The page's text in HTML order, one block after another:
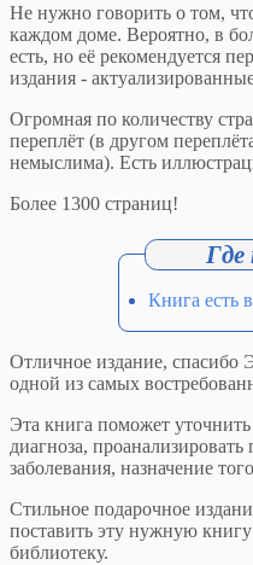
Не нужно говорить о том,
каждом доме. Вероятно, в
есть, но её рекомендуется
издания -
Огромная по количеству
переплёт (в другом
немыслима). Есть
Более 1300 страниц!
Книга есть
Отличное издание, спасибо
одной из самых
Эта книга поможет
диагноза,
заболевания, назначение
Стильное подарочное
поставить эту нужную
библиотеку.